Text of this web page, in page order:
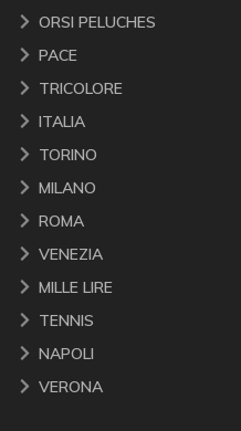
ORSI PELUCHES
PACE
TRICOLORE
ITALIA
TORINO
MILANO
ROMA
VENEZIA
MILLE LIRE
TENNIS
NAPOLI
VERONA